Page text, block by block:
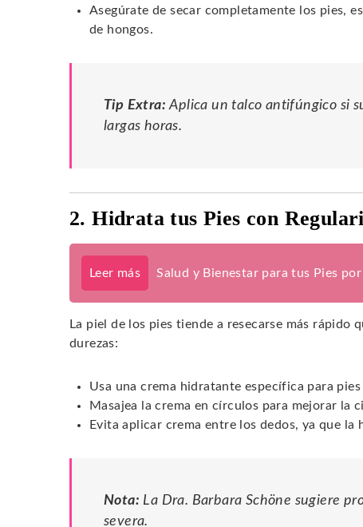
Asegúrate de secar completamente los pies,
de hongos.
Tip Extra: Aplica un talco antifúngico si
largas horas.
2. Hidrata tus Pies con
Leer más Salud y Bienestar para tus Pies
La piel de los pies tiende a resecarse más rápido
durezas:
Usa una crema hidratante específica para
Masajea la crema en círculos para mejorar la
Evita aplicar crema entre los dedos, ya que
Nota: La Dra. Barbara Schöne sugiere
severa.